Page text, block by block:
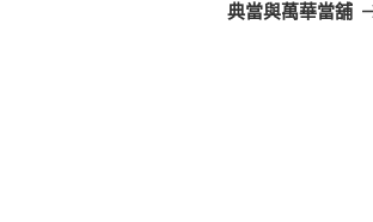
篇
典當與萬華當舖